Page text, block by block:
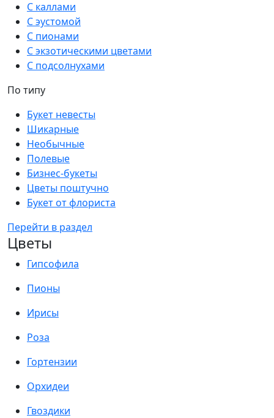
С каллами
С эустомой
С пионами
С экзотическими цветами
С подсолнухами
По типу
Букет невесты
Шикарные
Необычные
Полевые
Бизнес-букеты
Цветы поштучно
Букет от флориста
Перейти в раздел
Цветы
Гипсофила
Пионы
Ирисы
Роза
Гортензии
Орхидеи
Гвоздики